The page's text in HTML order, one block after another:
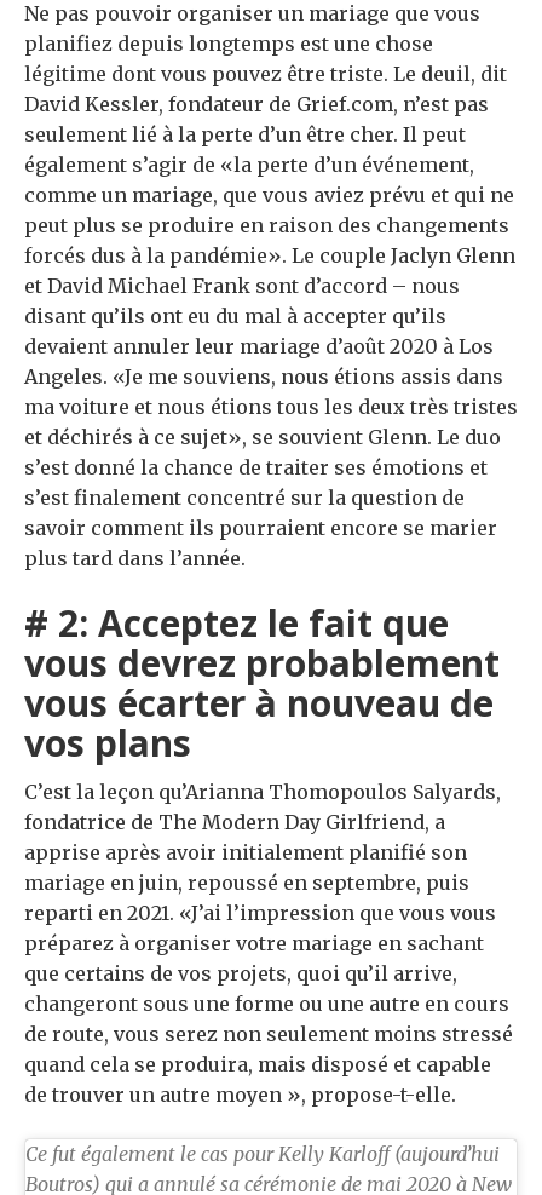
Ne pas pouvoir organiser un mariage que vous
planifiez depuis longtemps est une chose
légitime dont vous pouvez être triste. Le deuil, dit
David Kessler, fondateur de Grief.com, n’est pas
seulement lié à la perte d’un être cher. Il peut
également s’agir de «la perte d’un événement,
comme un mariage, que vous aviez prévu et qui ne
peut plus se produire en raison des changements
forcés dus à la pandémie». Le couple Jaclyn Glenn
et David Michael Frank sont d’accord – nous
disant qu’ils ont eu du mal à accepter qu’ils
devaient annuler leur mariage d’août 2020 à Los
Angeles. «Je me souviens, nous étions assis dans
ma voiture et nous étions tous les deux très tristes
et déchirés à ce sujet», se souvient Glenn. Le duo
s’est donné la chance de traiter ses émotions et
s’est finalement concentré sur la question de
savoir comment ils pourraient encore se marier
plus tard dans l’année.
# 2: Acceptez le fait que
vous devrez probablement
vous écarter à nouveau de
vos plans
C’est la leçon qu’Arianna Thomopoulos Salyards,
fondatrice de The Modern Day Girlfriend, a
apprise après avoir initialement planifié son
mariage en juin, repoussé en septembre, puis
reparti en 2021. «J’ai l’impression que vous vous
préparez à organiser votre mariage en sachant
que certains de vos projets, quoi qu’il arrive,
changeront sous une forme ou une autre en cours
de route, vous serez non seulement moins stressé
quand cela se produira, mais disposé et capable
de trouver un autre moyen », propose-t-elle.
Ce fut également le cas pour Kelly Karloff (aujourd’hui
Boutros) qui a annulé sa cérémonie de mai 2020 à New